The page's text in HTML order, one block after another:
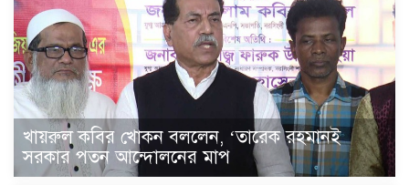
খায়রুল কবির খোকন বললেন, ‘তারেক রহমানই
সরকার পতন আন্দোলনের মাপ